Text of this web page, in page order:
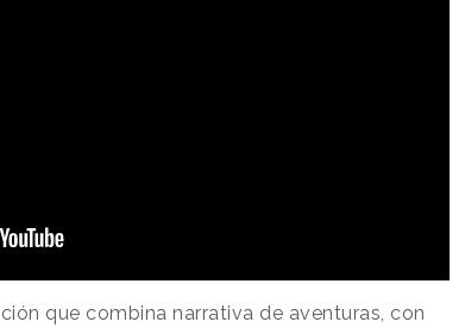
que combina narrativa de aventuras, con